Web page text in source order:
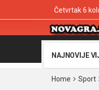
Četvrtak 6
NAJNOVIJE
Home Sport